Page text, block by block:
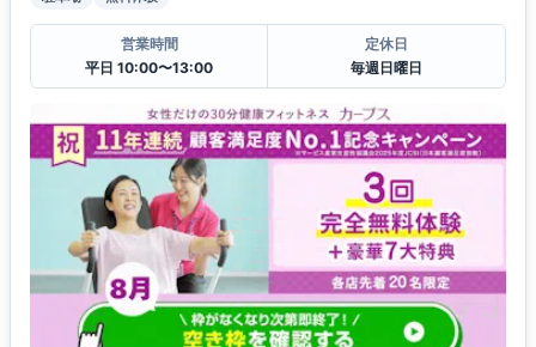
営業時間
平日 10:00〜13:00
定休日
毎週日曜日